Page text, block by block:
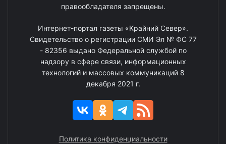
правообладателя запрещены.
Интернет-портал газеты «Крайний Север».
Свидетельство о регистрации СМИ Эл № ФС 77
- 82356 выдано Федеральной службой по
надзору в сфере связи, информационных
технологий и массовых коммуникаций 8
декабря 2021 г.
Политика конфиденциальности